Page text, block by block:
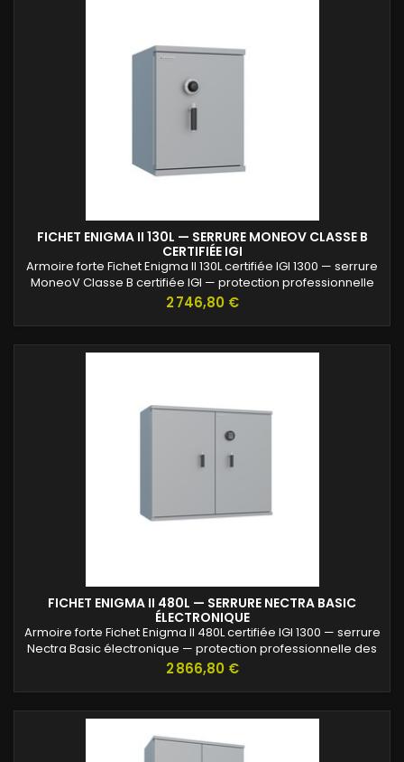
FICHET ENIGMA II 130L — SERRURE MONEOV CLASSE B
CERTIFIÉE IGI
Armoire forte Fichet Enigma II 130L certifiée IGI 1300 — serrure
MoneoV Classe B certifiée IGI — protection professionnelle
des archives confidentielles.
Prix
2 746,80 €
FICHET ENIGMA II 480L — SERRURE NECTRA BASIC
ÉLECTRONIQUE
Armoire forte Fichet Enigma II 480L certifiée IGI 1300 — serrure
Nectra Basic électronique — protection professionnelle des
archives confidentielles.
Prix
2 866,80 €